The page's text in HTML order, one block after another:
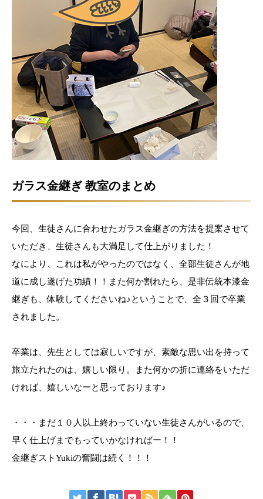
ガラス金継ぎ 教室のまとめ
今回、生徒さんに合わせたガラス金継ぎの方法を提案させて
いただき、生徒さんも大満足して仕上がりました！
なにより、これは私がやったのではなく、全部生徒さんが地
道に成し遂げた功績！！また何か割れたら、是非伝統本漆金
継ぎも、体験してくださいね♪ということで、全３回で卒業
されました。
卒業は、先生としては寂しいですが、素敵な思い出を持って
旅立たれたのは、嬉しい限り。また何かの折に連絡をいただ
ければ、嬉しいなーと思っております♪
・・・まだ１０人以上終わっていない生徒さんがいるので、
早く仕上げまでもっていかなければー！！
金継ぎストYukiの奮闘は続く！！！